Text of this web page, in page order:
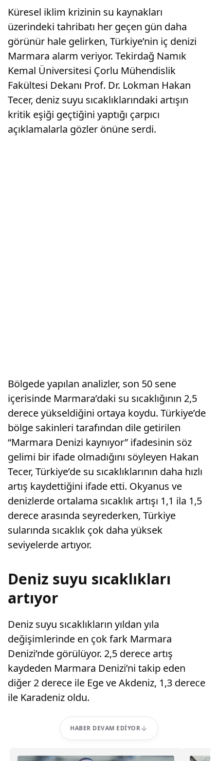
Küresel iklim krizinin su kaynakları
üzerindeki tahribatı her geçen gün daha
görünür hale gelirken, Türkiye’nin iç denizi
Marmara alarm veriyor. Tekirdağ Namık
Kemal Üniversitesi Çorlu Mühendislik
Fakültesi Dekanı Prof. Dr. Lokman Hakan
Tecer, deniz suyu sıcaklıklarındaki artışın
kritik eşiği geçtiğini yaptığı çarpıcı
açıklamalarla gözler önüne serdi.
Bölgede yapılan analizler, son 50 sene
içerisinde Marmara’daki su sıcaklığının 2,5
derece yükseldiğini ortaya koydu. Türkiye’de
bölge sakinleri tarafından dile getirilen
“Marmara Denizi kaynıyor” ifadesinin söz
gelimi bir ifade olmadığını söyleyen Hakan
Tecer, Türkiye’de su sıcaklıklarının daha hızlı
artış kaydettiğini ifade etti. Okyanus ve
denizlerde ortalama sıcaklık artışı 1,1 ila 1,5
derece arasında seyrederken, Türkiye
sularında sıcaklık çok daha yüksek
seviyelerde artıyor.
Deniz suyu sıcaklıkları
artıyor
Deniz suyu sıcaklıkların yıldan yıla
değişimlerinde en çok fark Marmara
Denizi’nde görülüyor. 2,5 derece artış
kaydeden Marmara Denizi’ni takip eden
diğer 2 derece ile Ege ve Akdeniz, 1,3 derece
ile Karadeniz oldu.
HABER DEVAM EDIYOR